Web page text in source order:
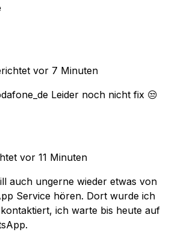
vor 7 Minuten
Leider noch nicht fix 😒
vor 11 Minuten
auch ungerne wieder etwas von
Service hören. Dort wurde ich
ich warte bis heute auf